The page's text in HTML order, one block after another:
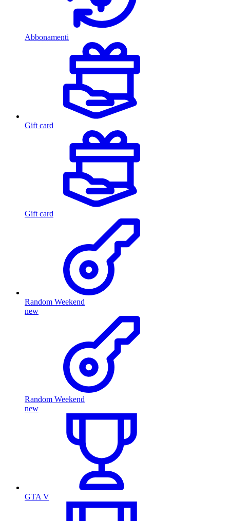
Abbonamenti
Gift card
Gift card
Random Weekend
new
Random Weekend
new
GTA V